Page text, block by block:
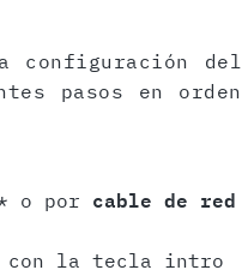
configuración del
pasos en orden
o por cable de red
con la tecla intro